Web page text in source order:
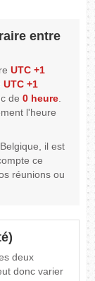
entre
UTC +1
UTC +1
de0 heure.
l'heure
il est
ce
réunions ou
deux
donc varier